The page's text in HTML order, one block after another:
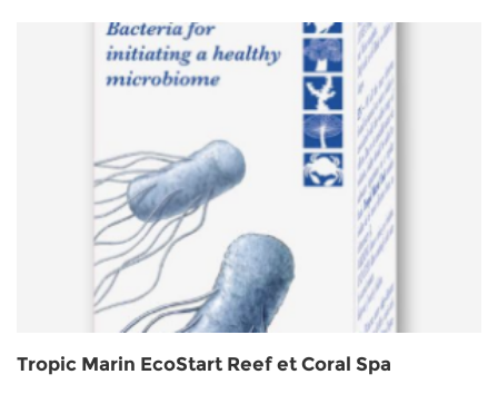
Tropic Marin EcoStart Reef et Coral Spa